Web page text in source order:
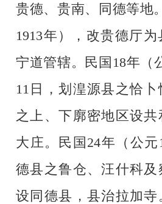
贵德、贵南、同德等地
1913年），改贵德厅
宁道管辖。民国18年（
11日，划湟源县之恰
之上、下廓密地区设
大庄。民国24年（公元
德县之鲁仓、汪什科
设同德县，县治拉加寺